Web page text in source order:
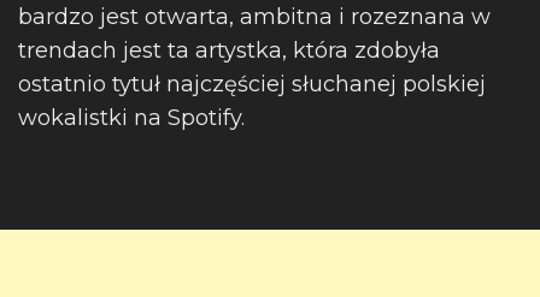
bardzo jest otwarta, ambitna i rozeznana w
trendach jest ta artystka, która zdobyła
ostatnio tytuł najczęściej słuchanej polskiej
wokalistki na Spotify.